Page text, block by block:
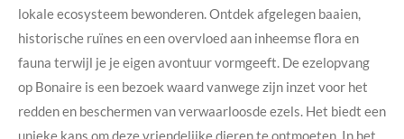
lokale ecosysteem bewonderen. Ontdek afgelegen baaien,
historische ruïnes en een overvloed aan inheemse flora en
fauna terwijl je je eigen avontuur vormgeeft. De ezelopvang
op Bonaire is een bezoek waard vanwege zijn inzet voor het
redden en beschermen van verwaarloosde ezels. Het biedt een
unieke kans om deze vriendelijke dieren te ontmoeten. In het